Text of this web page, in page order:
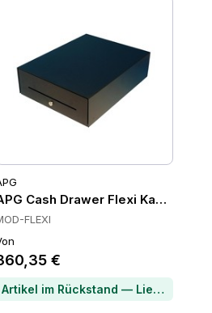
Front-Öffnung, 484 x 435 x
Frontöffnung, 8 Münzfacher
Cash Drawer Flexi
FLEXI
€
Artikel im Rückstand — Lieferzeit per Chat erfragen